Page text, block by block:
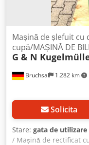
Bruchsal 1.282 km
Mașină de șlefuit cu
cupă/MAȘINĂ DE
G & N
Solicita
Stare: gata de
/ Mașină de rectificat